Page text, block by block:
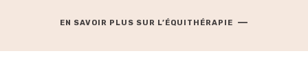
EN SAVOIR PLUS SUR L’ÉQUITHÉRAPIE —